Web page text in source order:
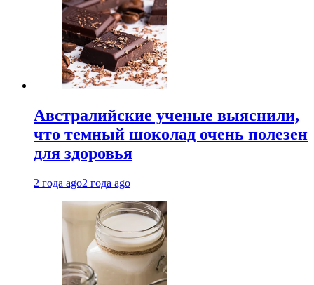
Австралийские ученые выяснили,
что темный шоколад очень полезен
для здоровья
2 года ago2 года ago